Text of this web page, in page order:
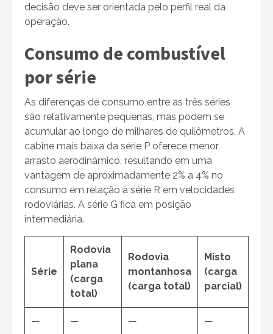
decisão deve ser orientada pelo perfil real da
operação.
Consumo de combustível
por série
As diferenças de consumo entre as três séries
são relativamente pequenas, mas podem se
acumular ao longo de milhares de quilômetros. A
cabine mais baixa da série P oferece menor
arrasto aerodinâmico, resultando em uma
vantagem de aproximadamente 2% a 4% no
consumo em relação à série R em velocidades
rodoviárias. A série G fica em posição
intermediária.
Série
Rodovia
plana
(carga
total)
Rodovia
montanhosa
(carga total)
Misto
(carga
parcial)
— — — —